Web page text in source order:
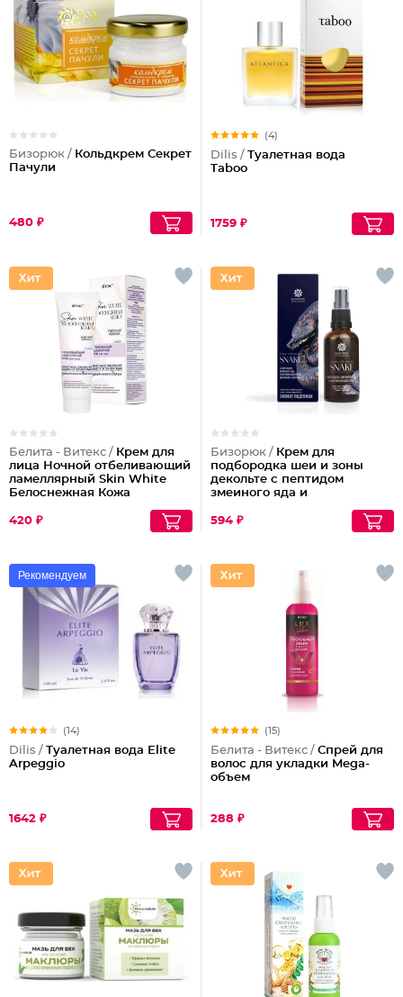
Бизорюк / Кольдкрем Секрет
Пачули
480 ₽
(4)
Dilis / Туалетная вода
Taboo
1759 ₽
Белита - Витекс / Крем для
лица Ночной отбеливающий
ламеллярный Skin White
Белоснежная Кожа
420 ₽
Бизорюк / Крем для
подбородка шеи и зоны
декольте с пептидом
змеиного яда и
594 ₽
Рекомендуем
(14)
Dilis / Туалетная вода Elite
Arpeggio
1642 ₽
(15)
Белита - Витекс / Спрей для
волос для укладки Mega-
объем
288 ₽